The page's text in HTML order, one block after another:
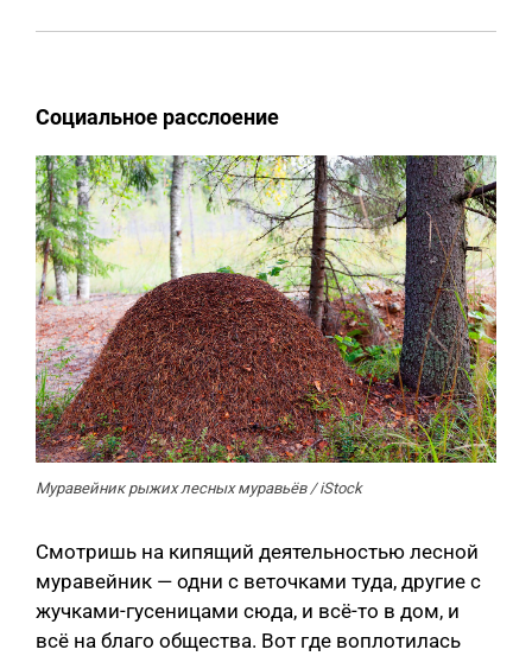
Социальное расслоение
Муравейник рыжих лесных муравьёв / iStock
Смотришь на кипящий деятельностью лесной
муравейник — одни с веточками туда, другие с
жучками-гусеницами сюда, и всё-то в дом, и
всё на благо общества. Вот где воплотилась